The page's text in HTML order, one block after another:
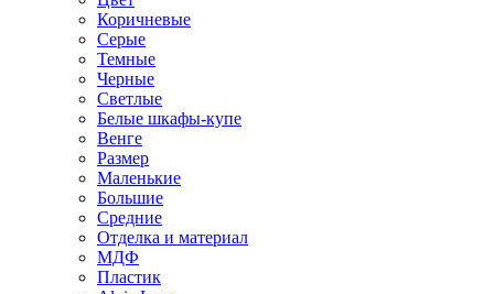
Коричневые
Серые
Темные
Черные
Светлые
Белые шкафы-купе
Венге
Размер
Маленькие
Большие
Средние
Отделка и материал
МДФ
Пластик